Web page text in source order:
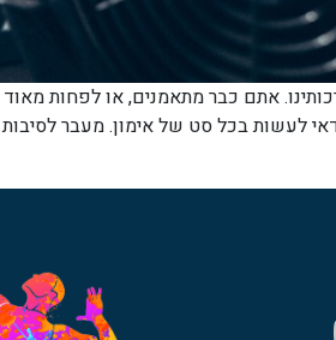
אתם כבר מתאמנים, או לפחות
לעשות בכל סט של אימון. מעבר לסיבות